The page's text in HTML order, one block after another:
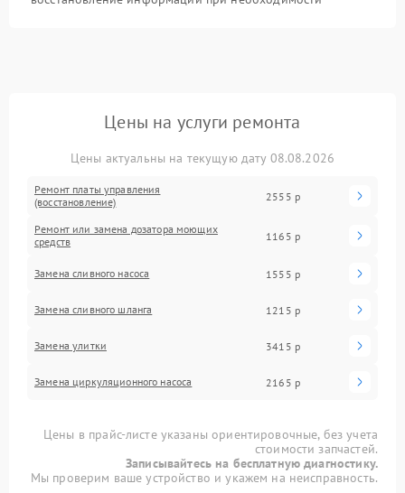
Цены на услуги ремонта
Цены актуальны на текущую дату 08.08.2026
Ремонт платы управления
(восстановление)
2555 р
Ремонт или замена дозатора моющих
средств
1165 р
Замена сливного насоса 1555 р
Замена сливного шланга 1215 р
Замена улитки 3415 р
Замена циркуляционного насоса 2165 р
Цены в прайс-листе указаны ориентировочные, без учета
стоимости запчастей.
Записывайтесь на бесплатную диагностику.
Мы проверим ваше устройство и укажем на неисправность.